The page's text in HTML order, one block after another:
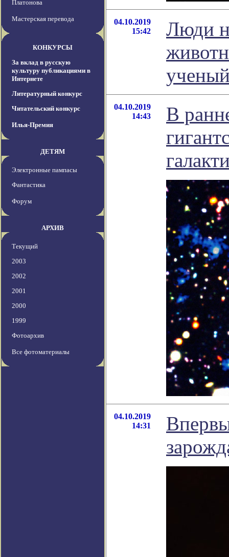
Платонова
Мастерская перевода
КОНКУРСЫ
За вклад в русскую
культуру публикациями в
Интернете
Литературный конкурс
Читательский конкурс
Илья-Премия
ДЕТЯМ
Электронные пампасы
Фантастика
Форум
АРХИВ
Текущий
2003
2002
2001
2000
1999
Фотоархив
Все фотоматериалы
04.10.2019
15:42
Люди
04.10.2019
14:43
В
04.10.2019
14:31